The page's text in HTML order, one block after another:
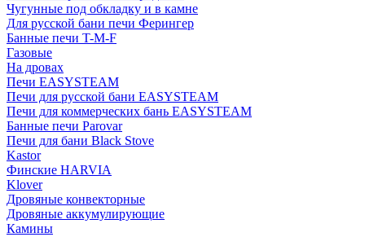
Чугунные под обкладку и в камне
Для русской бани печи Ферингер
Банные печи T-M-F
Газовые
На дровах
Печи EASYSTEAM
Печи для русской бани EASYSTEAM
Печи для коммерческих бань EASYSTEAM
Банные печи Parovar
Печи для бани Black Stove
Kastor
Финские HARVIA
Klover
Дровяные конвекторные
Дровяные аккумулирующие
Камины